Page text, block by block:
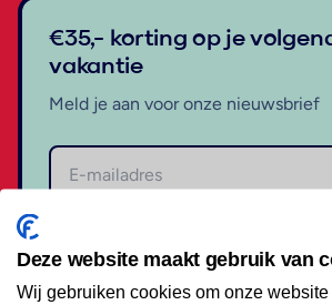
€35,- korting op je
vakantie
Meld je aan voor onze nieuwsbrief
Deze website maakt gebruik van
Wij gebruiken cookies om onze